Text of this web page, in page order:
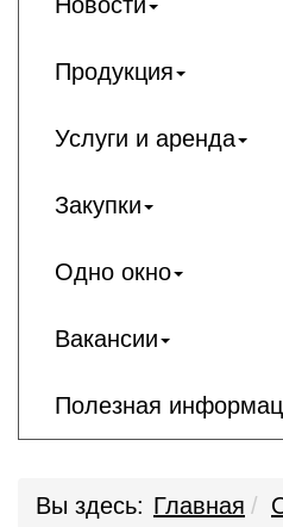
Продукция
Услуги и аренда
Закупки
Одно окно
Вакансии
Полезная
Вы здесь: Главная